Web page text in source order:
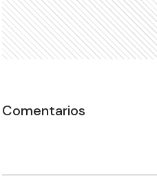
Comentarios